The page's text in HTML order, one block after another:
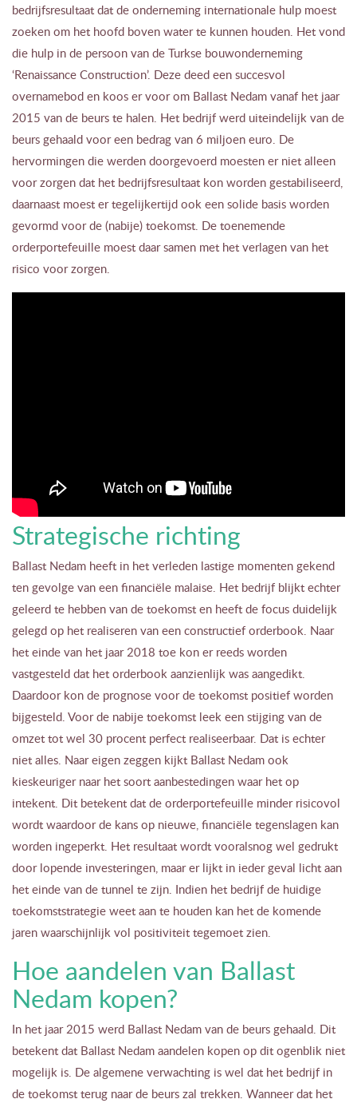
bedrijfsresultaat dat de onderneming internationale hulp moest
zoeken om het hoofd boven water te kunnen houden. Het vond
die hulp in de persoon van de Turkse bouwonderneming
‘Renaissance Construction’. Deze deed een succesvol
overnamebod en koos er voor om Ballast Nedam vanaf het jaar
2015 van de beurs te halen. Het bedrijf werd uiteindelijk van de
beurs gehaald voor een bedrag van 6 miljoen euro. De
hervormingen die werden doorgevoerd moesten er niet alleen
voor zorgen dat het bedrijfsresultaat kon worden gestabiliseerd,
daarnaast moest er tegelijkertijd ook een solide basis worden
gevormd voor de (nabije) toekomst. De toenemende
orderportefeuille moest daar samen met het verlagen van het
risico voor zorgen.
Strategische richting
Ballast Nedam heeft in het verleden lastige momenten gekend
ten gevolge van een financiële malaise. Het bedrijf blijkt echter
geleerd te hebben van de toekomst en heeft de focus duidelijk
gelegd op het realiseren van een constructief orderbook. Naar
het einde van het jaar 2018 toe kon er reeds worden
vastgesteld dat het orderbook aanzienlijk was aangedikt.
Daardoor kon de prognose voor de toekomst positief worden
bijgesteld. Voor de nabije toekomst leek een stijging van de
omzet tot wel 30 procent perfect realiseerbaar. Dat is echter
niet alles. Naar eigen zeggen kijkt Ballast Nedam ook
kieskeuriger naar het soort aanbestedingen waar het op
intekent. Dit betekent dat de orderportefeuille minder risicovol
wordt waardoor de kans op nieuwe, financiële tegenslagen kan
worden ingeperkt. Het resultaat wordt vooralsnog wel gedrukt
door lopende investeringen, maar er lijkt in ieder geval licht aan
het einde van de tunnel te zijn. Indien het bedrijf de huidige
toekomststrategie weet aan te houden kan het de komende
jaren waarschijnlijk vol positiviteit tegemoet zien.
Hoe aandelen van Ballast
Nedam kopen?
In het jaar 2015 werd Ballast Nedam van de beurs gehaald. Dit
betekent dat Ballast Nedam aandelen kopen op dit ogenblik niet
mogelijk is. De algemene verwachting is wel dat het bedrijf in
de toekomst terug naar de beurs zal trekken. Wanneer dat het